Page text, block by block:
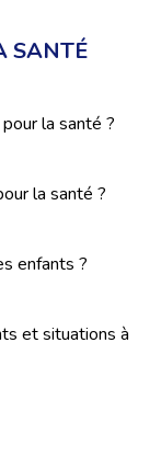
SANTÉ
la santé ?
la santé ?
enfants ?
et situations à